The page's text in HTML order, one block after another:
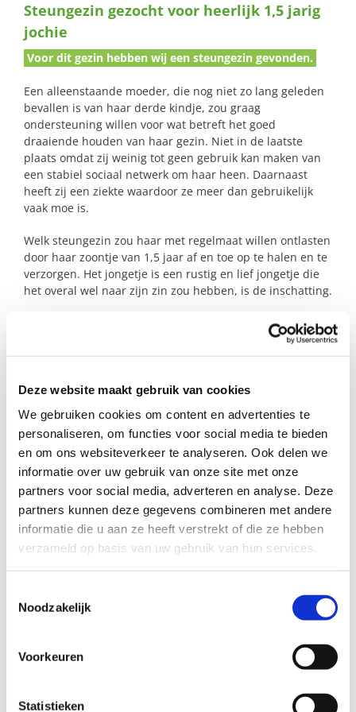
Deze website maakt gebruik van cookies
We gebruiken cookies om content en advertenties te
personaliseren, om functies voor social media te bieden
en om ons websiteverkeer te analyseren. Ook delen we
informatie over uw gebruik van onze site met onze
partners voor social media, adverteren en analyse. Deze
partners kunnen deze gegevens combineren met andere
informatie die u aan ze heeft verstrekt of die ze hebben
verzameld op basis van uw gebruik van hun services.
Noodzakelijk
Voorkeuren
Statistieken
naar:
Steungezin gezocht voor heerlijk 1,5 jarig
jochie
Voor dit gezin hebben wij een steungezin gevonden.
Een alleenstaande moeder, die nog niet zo lang geleden
bevallen is van haar derde kindje, zou graag
ondersteuning willen voor wat betreft het goed
draaiende houden van haar gezin. Niet in de laatste
plaats omdat zij weinig tot geen gebruik kan maken van
een stabiel sociaal netwerk om haar heen. Daarnaast
heeft zij een ziekte waardoor ze meer dan gebruikelijk
vaak moe is.
Welk steungezin zou haar met regelmaat willen ontlasten
door haar zoontje van 1,5 jaar af en toe op te halen en te
verzorgen. Het jongetje is een rustig en lief jongetje die
het overal wel naar zijn zin zou hebben, is de inschatting.
Welk gezin heeft daarvoor tijd en zin en voelt zich
Profiel steungezin
Wij zoeken:
Een gezellig, warm, stabiel, zorgzaam
gezin.
Om welke dagen en uren het zou gaan is
in afstemming met elkaar. Alle hulp is